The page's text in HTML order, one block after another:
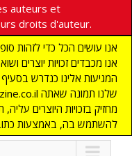
auteurs et
droits d'auteur.
אנו עושים הכל כדי לזהות
אנו מכבדים זכויות יוצרים
מחזיק בזכויות היוצרים
להשתמש בה, באמצעות